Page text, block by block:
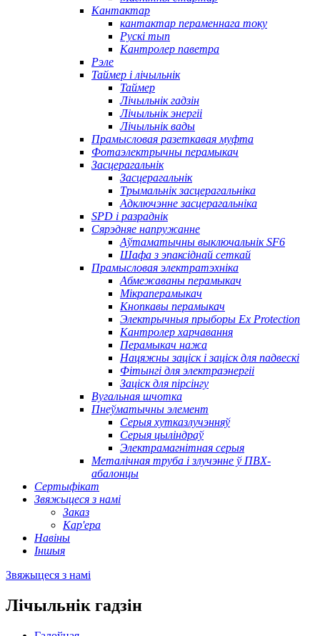
Кантактар
кантактар ​​пераменнага току
Рускі тып
Кантролер паветра
Рэле
Таймер і лічыльнік
Таймер
Лічыльнік гадзін
Лічыльнік энергіі
Лічыльнік вады
Прамысловая разеткавая муфта
Фотаэлектрычны перамыкач
Засцерагальнік
Засцерагальнік
Трымальнік засцерагальніка
Адключэнне засцерагальніка
SPD і разраднік
Сярэдняе напружанне
Аўтаматычны выключальнік SF6
Шафа з эпаксіднай сеткай
Прамысловая электратэхніка
Абмежаваны перамыкач
Мікраперамыкач
Кнопкавы перамыкач
Электрычныя прыборы Ex Protection
Кантролер харчавання
Перамыкач нажа
Нацяжны заціск і заціск для падвескі
Фітынгі для электраэнергіі
Заціск для пірсінгу
Вугальная шчотка
Пнеўматычны элемент
Серыя хутказлучэнняў
Серыя цыліндраў
Электрамагнітная серыя
Металічная труба і злучэнне ў ПВХ-
абалонцы
Сертыфікат
Звяжыцеся з намі
Заказ
Кар'ера
Навіны
Іншыя
Звяжыцеся з намі
Лічыльнік гадзін